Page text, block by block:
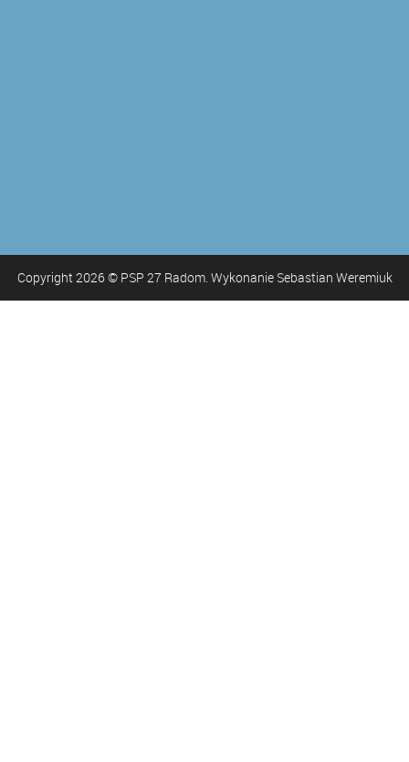
Copyright2026© PSP 27 Radom. Wykonanie Sebastian Weremiuk